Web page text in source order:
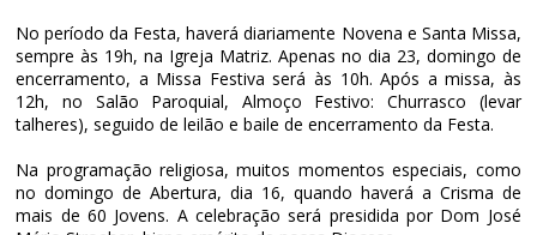
No período da Festa, haverá diariamente Novena e Santa Missa,
sempre às 19h, na Igreja Matriz. Apenas no dia 23, domingo de
encerramento, a Missa Festiva será às 10h. Após a missa, às
12h, no Salão Paroquial, Almoço Festivo: Churrasco (levar
talheres), seguido de leilão e baile de encerramento da Festa.
Na programação religiosa, muitos momentos especiais, como
no domingo de Abertura, dia 16, quando haverá a Crisma de
mais de 60 Jovens. A celebração será presidida por Dom José